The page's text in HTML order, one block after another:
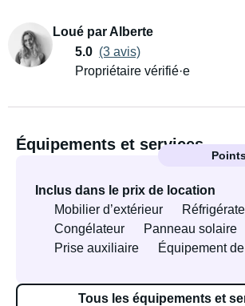
Loué par Alberte
5.0 (3 avis)
Propriétaire vérifié·e
Équipements et services
Inclus dans le prix de location
Mobilier d’extérieur
Congélateur
Panneau solaire
Prise auxiliaire
Équipement
Tous les équipements et